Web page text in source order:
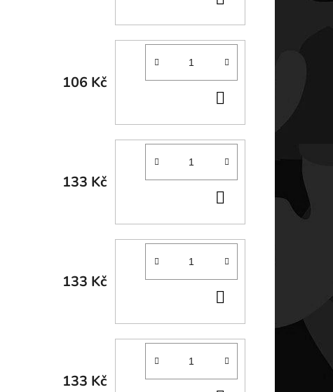
KOŠÍKU
106 Kč
KOŠÍKU
133 Kč
KOŠÍKU
133 Kč
KOŠÍKU
133 Kč